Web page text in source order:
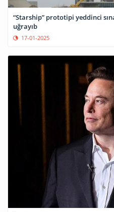
“Starship” prototipi yeddinci
uğrayıb
17-01-2025